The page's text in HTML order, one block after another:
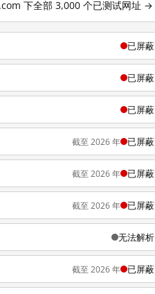
下全部 3,000 个已测试网址 →
已屏蔽
已屏蔽
已屏蔽
截至 2026 年 已屏蔽
截至 2026 年 已屏蔽
截至 2026 年 已屏蔽
无法解析
截至 2026 年 已屏蔽